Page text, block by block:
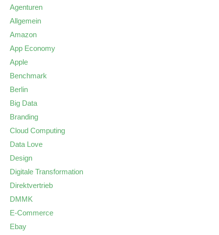
Agenturen
Allgemein
Amazon
App Economy
Apple
Benchmark
Berlin
Big Data
Branding
Cloud Computing
Data Love
Design
Digitale Transformation
Direktvertrieb
DMMK
E-Commerce
Ebay